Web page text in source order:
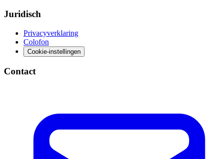
Juridisch
Privacyverklaring
Colofon
Cookie-instellingen
Contact